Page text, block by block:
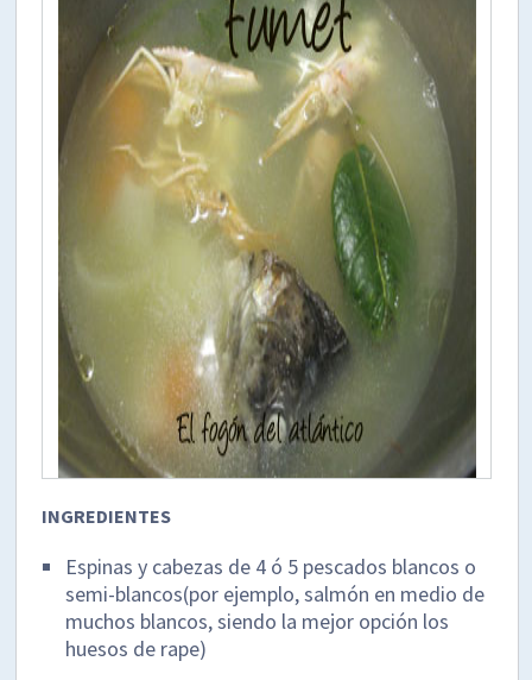
INGREDIENTES
Espinas y cabezas de 4 ó 5 pescados blancos o
semi-blancos(por ejemplo, salmón en medio de
muchos blancos, siendo la mejor opción los
huesos de rape)